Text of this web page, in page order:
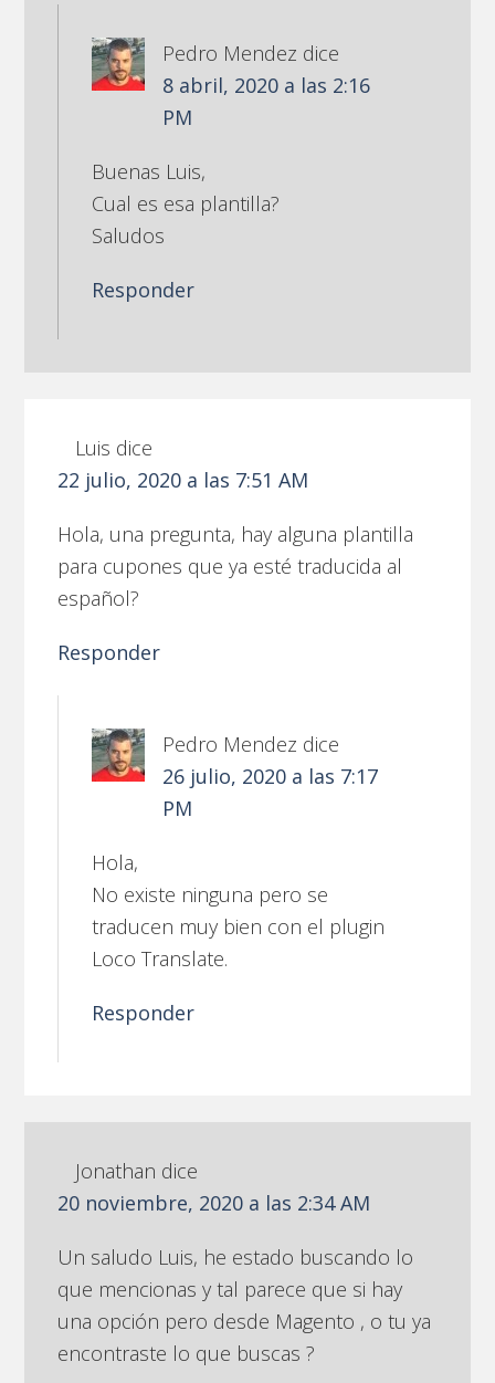
Pedro Mendez dice
8 abril, 2020 a las 2:16
PM
Buenas Luis,
Cual es esa plantilla?
Saludos
Responder
Luis dice
22 julio, 2020 a las 7:51 AM
Hola, una pregunta, hay alguna plantilla
para cupones que ya esté traducida al
español?
Responder
Pedro Mendez dice
26 julio, 2020 a las 7:17
PM
Hola,
No existe ninguna pero se
traducen muy bien con el plugin
Loco Translate.
Responder
Jonathan dice
20 noviembre, 2020 a las 2:34 AM
Un saludo Luis, he estado buscando lo
que mencionas y tal parece que si hay
una opción pero desde Magento , o tu ya
encontraste lo que buscas ?